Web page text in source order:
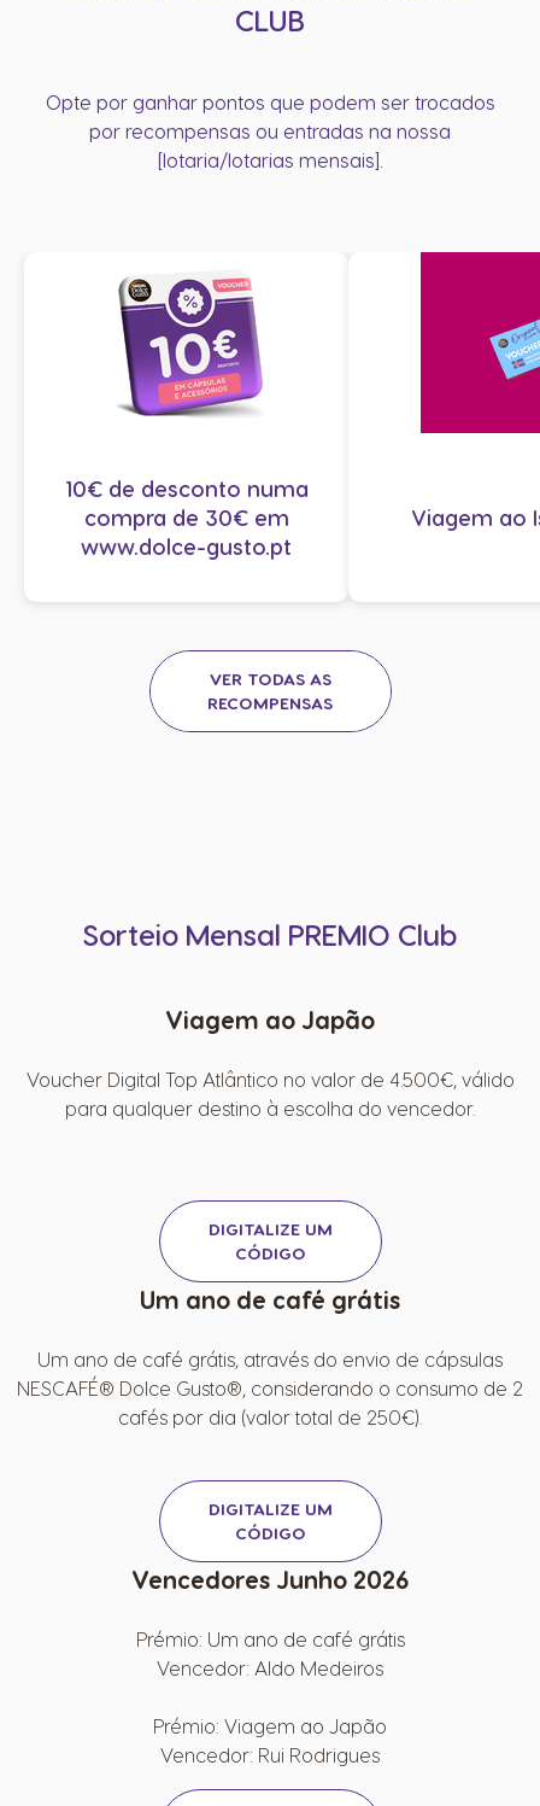
CLUB
Opte por ganhar pontos que podem ser trocados
por recompensas ou entradas na nossa
[lotaria/lotarias mensais].
10€ de desconto numa
compra de 30€ em
www.dolce-gusto.pt
Viagem ao
VER TODAS AS
RECOMPENSAS
Sorteio Mensal PREMIO Club
Viagem ao Japão
Voucher Digital Top Atlântico no valor de 4.500€, válido
para qualquer destino à escolha do vencedor.
DIGITALIZE UM
CÓDIGO
Um ano de café grátis
Um ano de café grátis, através do envio de cápsulas
NESCAFÉ® Dolce Gusto®, considerando o consumo de 2
cafés por dia (valor total de 250€).
DIGITALIZE UM
CÓDIGO
Vencedores Junho 2026
Prémio: Um ano de café grátis
Vencedor: Aldo Medeiros
Prémio: Viagem ao Japão
Vencedor: Rui Rodrigues